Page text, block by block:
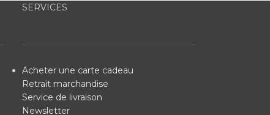
SERVICES
Acheter une carte cadeau
Retrait marchandise
Service de livraison
Newsletter